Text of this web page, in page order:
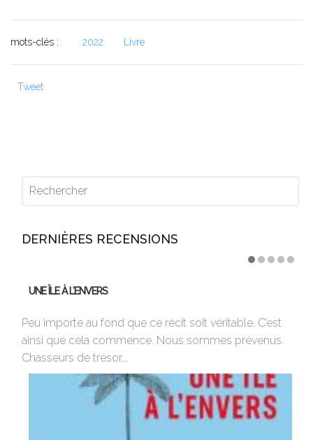
mots-clés : 2022 Livre
Tweet
DERNIÈRES RECENSIONS
UNE ÎLE À L’ENVERS
Peu importe au fond que ce récit soit véritable. C’est
ainsi que cela commence. Nous sommes prévenus.
Chasseurs de trésor,…